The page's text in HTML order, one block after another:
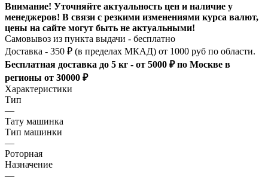
Внимание! Уточняйте актуальность цен и наличие у
менеджеров! В связи с резкими изменениями курса валют,
цены на сайте могут быть не актуальными!
Самовывоз из пункта выдачи - бесплатно
Доставка - 350 ₽ (в пределах МКАД) от 1000 руб по области.
Бесплатная доставка до 5 кг - от 5000 ₽ по Москве в
регионы от 30000 ₽
Характеристики
Тип
—
Тату машинка
Тип машинки
—
Роторная
Назначение
—